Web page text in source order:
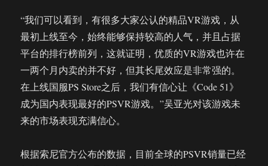
“我们可以看到，有很多大家公认的精品VR游戏，从
最初上线至今，始终能够保持较高的人气，并且占据
平台的排行榜前列，这就证明，优质的VR游戏也许在
一两个月内卖的并不好，但其长尾效应是非常强的。
在上线国服PS Store之后，我们有信心让《Code 51》
成为国内表现最好的PSVR游戏。”吴亚光对该游戏未
来的市场表现充满信心。
根据索尼官方公布的数据，目前全球的PSVR销量已经